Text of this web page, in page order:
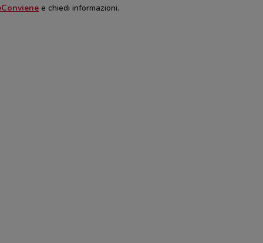
e chiedi informazioni.